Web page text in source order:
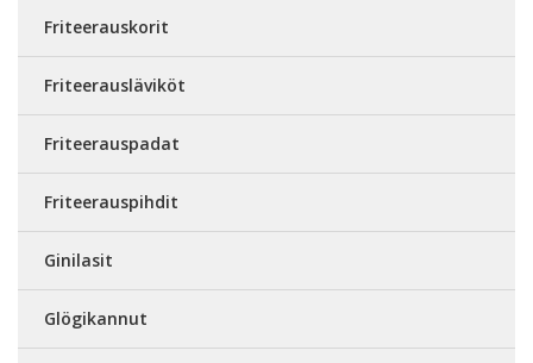
Friteerauskorit
Friteerausläviköt
Friteerauspadat
Friteerauspihdit
Ginilasit
Glögikannut